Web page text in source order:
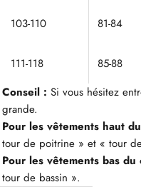
103-110 81-84
111-118 85-88
Conseil : Si vous hésitez
grande.
Pour les vêtements haut
tour de poitrine » et « tour
Pour les vêtements bas du
tour de bassin ».